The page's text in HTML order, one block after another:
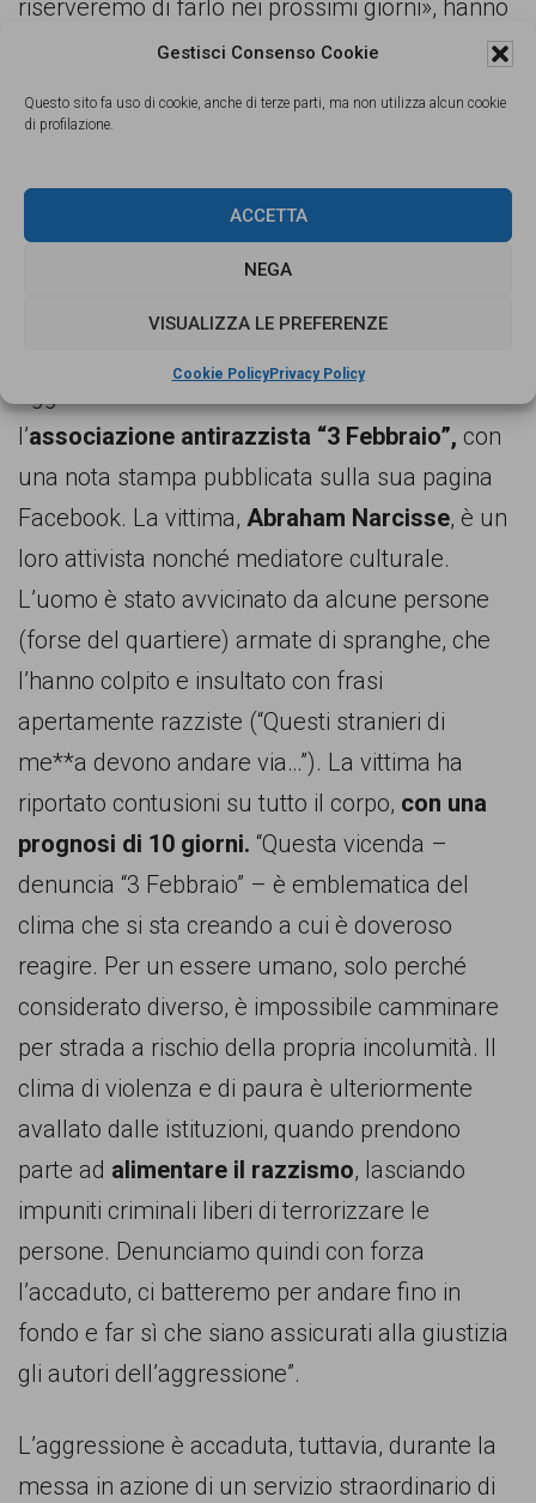
Gestisci Consenso Cookie
Questo sito fa uso di cookie, anche di terze parti, ma non utilizza alcun cookie
di profilazione.
ACCETTA
NEGA
VISUALIZZA LE PREFERENZE
Cookie PolicyPrivacy Policy
riserveremo di farlo nei prossimi giorni», hanno
detto ai carabinieri.
Poche le notizie sulla stampa
se mai le vittime troveranno il coraggio di
sporgere denuncia sull’accaduto.
Nel frattempo, poco più a Sud, anche a Napoli,
l’associazione antirazzista “3 Febbraio”, con
una nota stampa pubblicata sulla sua pagina
Facebook. La vittima, Abraham Narcisse, è un
loro attivista nonché mediatore culturale.
L’uomo è stato avvicinato da alcune persone
(forse del quartiere) armate di spranghe, che
l’hanno colpito e insultato con frasi
apertamente razziste (“Questi stranieri di
me**a devono andare via…”). La vittima ha
riportato contusioni su tutto il corpo, con una
prognosi di 10 giorni. “Questa vicenda –
denuncia “3 Febbraio” – è emblematica del
clima che si sta creando a cui è doveroso
reagire. Per un essere umano, solo perché
considerato diverso, è impossibile camminare
per strada a rischio della propria incolumità. Il
clima di violenza e di paura è ulteriormente
avallato dalle istituzioni, quando prendono
parte ad alimentare il razzismo, lasciando
impuniti criminali liberi di terrorizzare le
persone. Denunciamo quindi con forza
l’accaduto, ci batteremo per andare fino in
fondo e far sì che siano assicurati alla giustizia
gli autori dell’aggressione”.
L’aggressione è accaduta, tuttavia, durante la
messa in azione di un servizio straordinario di